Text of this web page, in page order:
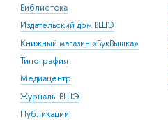
Библиотека
Издательский дом ВШЭ
Книжный магазин «БукВышка»
Типография
Медиацентр
Журналы ВШЭ
Публикации